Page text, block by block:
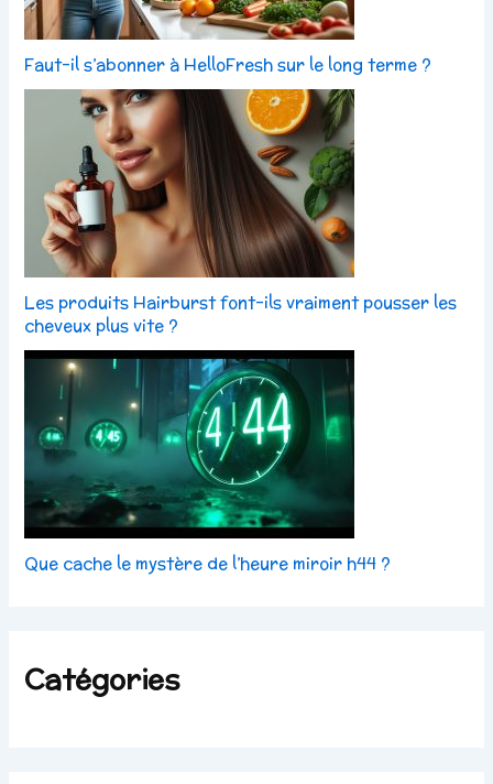
Faut-il s’abonner à HelloFresh sur le long terme ?
Les produits Hairburst font-ils vraiment pousser les
cheveux plus vite ?
Que cache le mystère de l’heure miroir h44 ?
Catégories